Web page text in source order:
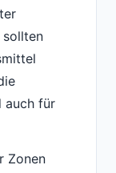
sollten
auch für
Zonen